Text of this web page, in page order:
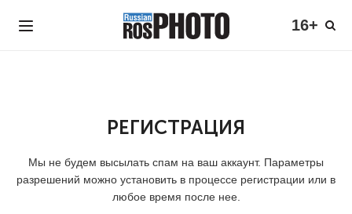
16+
РЕГИСТРАЦИЯ
Мы не будем высылать спам на ваш аккаунт. Параметры
разрешений можно установить в процессе регистрации или в
любое время после нее.